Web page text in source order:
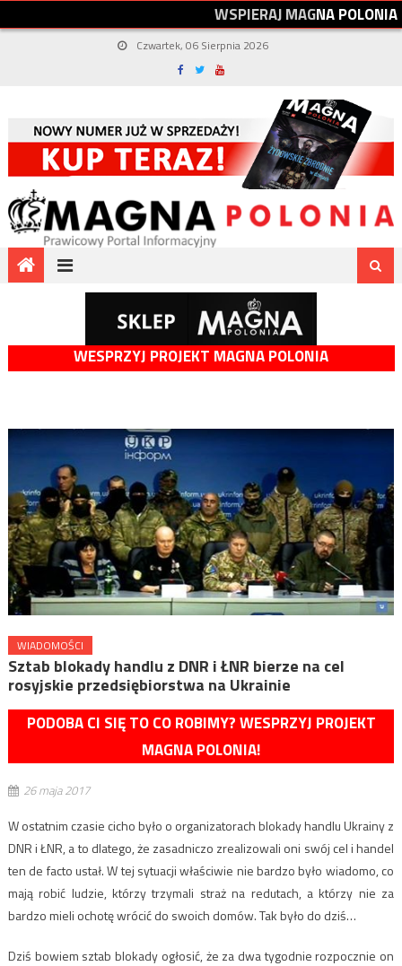
WSPIERAJMAGNAPOLONIA
Czwartek, 06 Sierpnia 2026
WESPRZYJ PROJEKT MAGNA POLONIA
WIADOMOŚCI
Sztab blokady handlu z DNR i ŁNR bierze na cel
rosyjskie przedsiębiorstwa na Ukrainie
PODOBA CI SIĘ TO CO ROBIMY? WESPRZYJ PROJEKT
MAGNA POLONIA!
26 maja 2017
W ostatnim czasie cicho było o organizatorach blokady handlu Ukrainy z
DNR i ŁNR, a to dlatego, że zasadniczo zrealizowali oni swój cel i handel
ten de facto ustał. W tej sytuacji właściwie nie bardzo było wiadomo, co
mają robić ludzie, którzy trzymali straż na redutach, a którzy nie za
bardzo mieli ochotę wrócić do swoich domów. Tak było do dziś…
Dziś bowiem sztab blokady ogłosić, że za dwa tygodnie rozpocznie on